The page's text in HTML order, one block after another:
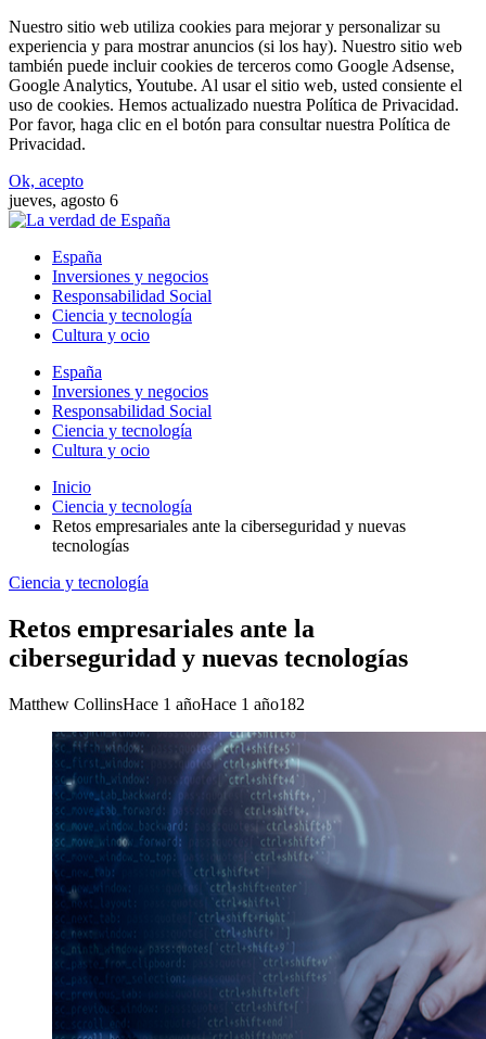
Nuestro sitio web utiliza cookies para mejorar y personalizar su
experiencia y para mostrar anuncios (si los hay). Nuestro sitio web
también puede incluir cookies de terceros como Google Adsense,
Google Analytics, Youtube. Al usar el sitio web, usted consiente el
uso de cookies. Hemos actualizado nuestra Política de Privacidad.
Por favor, haga clic en el botón para consultar nuestra Política de
Privacidad.
Ok, acepto
jueves, agosto 6
España
Inversiones y negocios
Responsabilidad Social
Ciencia y tecnología
Cultura y ocio
España
Inversiones y negocios
Responsabilidad Social
Ciencia y tecnología
Cultura y ocio
Inicio
Ciencia y tecnología
Retos empresariales ante la ciberseguridad y nuevas
tecnologías
Ciencia y tecnología
Retos empresariales ante la
ciberseguridad y nuevas tecnologías
Matthew CollinsHace 1 añoHace 1 año182